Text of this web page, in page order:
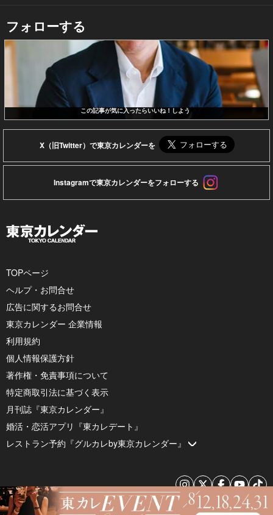
フォローする
この記事が気に入ったらいいね！しよう
X（旧Twitter）で東京カレンダーを
Instagramで東京カレンダーをフォローする
TOPページ
ヘルプ・お問合せ
広告に関するお問合せ
東京カレンダー 企業情報
利用規約
個人情報保護方針
著作権・免責事項について
特定商取引法に基づく表示
月刊誌『東京カレンダー』
婚活・恋活アプリ『東カレデート』
レストラン予約『グルカレby東京カレンダー』
© 2026 by Tokyo Calendar, Inc.